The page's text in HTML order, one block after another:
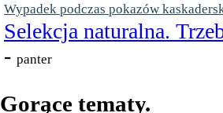
Wypadek podczas pokazów
Selekcja naturalna.
- panter
Gorące tematy.